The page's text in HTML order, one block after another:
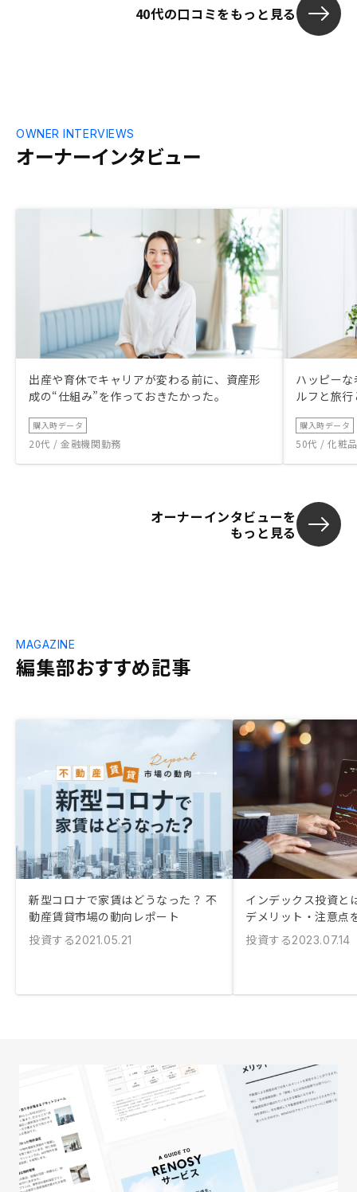
40代の口コミをもっと見る
オーナーインタビュー
OWNER INTERVIEWS
出産や育休でキャリアが変わる前に、資産形
成の“仕組み”を作っておきたかった。
購入時データ
20代 / 金融機関勤務
ハッピー
ルフと旅
購入時データ
50代 / 化粧
オーナーインタビューを
もっと見る
編集部おすすめ記事
MAGAZINE
新型コロナで家賃はどうなった？ 不
動産賃貸市場の動向レポート
投資する2021.05.21
インデックス投資と
デメリット・注意点
投資する2023.07.14